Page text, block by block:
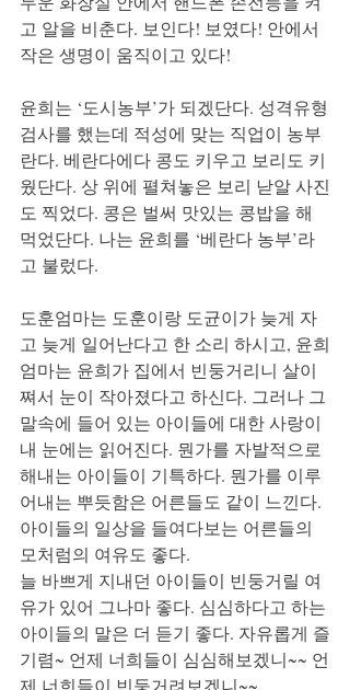
고 알을 비춘다. 보인다! 보였다! 안에서
작은 생명이 움직이고 있다!
​윤희는 ‘도시농부’가 되겠단다. 성격유형
검사를 했는데 적성에 맞는 직업이 농부
란다. 베란다에다 콩도 키우고 보리도 키
웠단다. 상 위에 펼쳐놓은 보리 낟알 사진
도 찍었다. 콩은 벌써 맛있는 콩밥을 해
먹었단다. 나는 윤희를 ‘베란다 농부’라
고 불렀다.
도훈엄마는 도훈이랑 도균이가 늦게 자
고 늦게 일어난다고 한 소리 하시고, 윤희
엄마는 윤희가 집에서 빈둥거리니 살이
쪄서 눈이 작아졌다고 하신다. 그러나 그
말속에 들어 있는 아이들에 대한 사랑이
내 눈에는 읽어진다. 뭔가를 자발적으로
해내는 아이들이 기특하다. 뭔가를 이루
어내는 뿌듯함은 어른들도 같이 느낀다.
아이들의 일상을 들여다보는 어른들의
모처럼의 여유도 좋다.
늘 바쁘게 지내던 아이들이 빈둥거릴 여
유가 있어 그나마 좋다. 심심하다고 하는
아이들의 말은 더 듣기 좋다. 자유롭게 즐
기렴~ 언제 너희들이 심심해보겠니~~ 언
제 너희들이 빈둥거려보겠니~~.